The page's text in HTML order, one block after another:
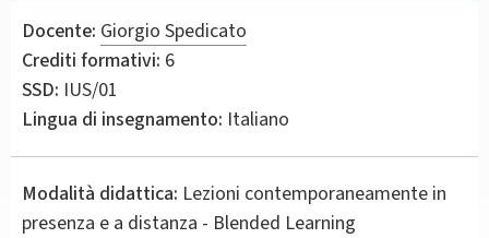
Docente: Giorgio Spedicato
Crediti formativi: 6
SSD: IUS/01
Lingua di insegnamento: Italiano
Modalità didattica: Lezioni contemporaneamente in
presenza e a distanza - Blended Learning